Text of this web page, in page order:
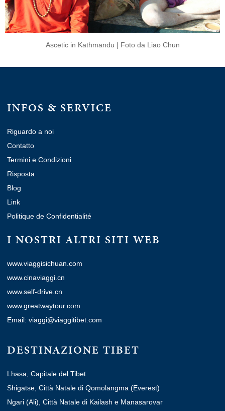
Ascetic in Kathmandu | Foto da Liao Chun
INFOS & SERVICE
Riguardo a noi
Contatto
Termini e Condizioni
Risposta
Blog
Link
Politique de Confidentialité
I NOSTRI ALTRI SITI WEB
www.viaggisichuan.com
www.cinaviaggi.cn
www.self-drive.cn
www.greatwaytour.com
Email: viaggi@viaggitibet.com
DESTINAZIONE TIBET
Lhasa, Capitale del Tibet
Shigatse, Città Natale di Qomolangma (Everest)
Ngari (Ali), Città Natale di Kailash e Manasarovar